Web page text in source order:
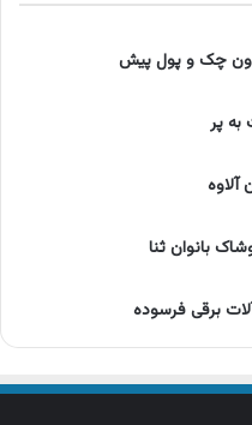
چک و پول پیش
به پر
آلاوه
بانوان ثنا
برقی فرسوده